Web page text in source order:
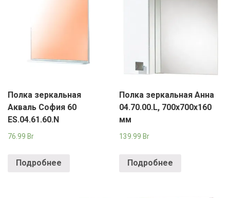
Полка зеркальная
Акваль София 60
ES.04.61.60.N
76.99 Br
Подробнее
Полка зеркальная Анна
04.70.00.L, 700х700х160
мм
139.99 Br
Подробнее